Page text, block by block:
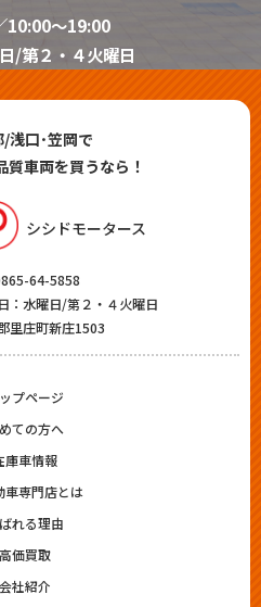
10:00～19:00
/第２・４火曜日
浅口･笠岡で
質車両を買うなら！
シシドモータース
64-5858
：水曜日/第２・４火曜日
里庄町新庄1503
プページ
ての方へ
庫車情報
車専門店とは
れる理由
高価買取
会社紹介